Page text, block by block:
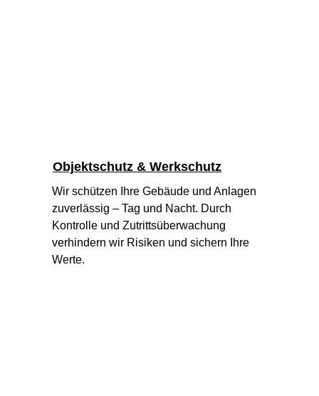
Objektschutz & Werkschutz
Wir schützen Ihre Gebäude und Anlagen
zuverlässig – Tag und Nacht. Durch
Kontrolle und Zutrittsüberwachung
verhindern wir Risiken und sichern Ihre
Werte.